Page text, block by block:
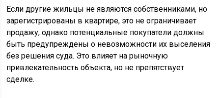
Если другие жильцы не являются собственниками, но
зарегистрированы в квартире, это не ограничивает
продажу, однако потенциальные покупатели должны
быть предупреждены о невозможности их выселения
без решения суда. Это влияет на рыночную
привлекательность объекта, но не препятствует
сделке.